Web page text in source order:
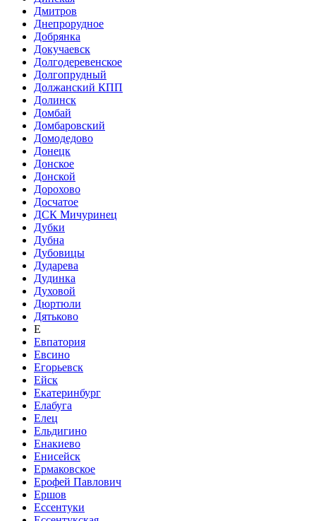
Дмитров
Днепрорудное
Добрянка
Докучаевск
Долгодеревенское
Долгопрудный
Должанский КПП
Долинск
Домбай
Домбаровский
Домодедово
Донецк
Донское
Донской
Дорохово
Досчатое
ДСК Мичуринец
Дубки
Дубна
Дубовицы
Дударева
Дудинка
Духовой
Дюртюли
Дятьково
Е
Евпатория
Евсино
Егорьевск
Ейск
Екатеринбург
Елабуга
Елец
Ельдигино
Енакиево
Енисейск
Ермаковское
Ерофей Павлович
Ершов
Ессентуки